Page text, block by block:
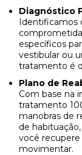
Identificamos
específicos
vestibular ou
tratamento é
Plano de
Com base na
tratamento
manobras de
de
você recupere
movimentar.